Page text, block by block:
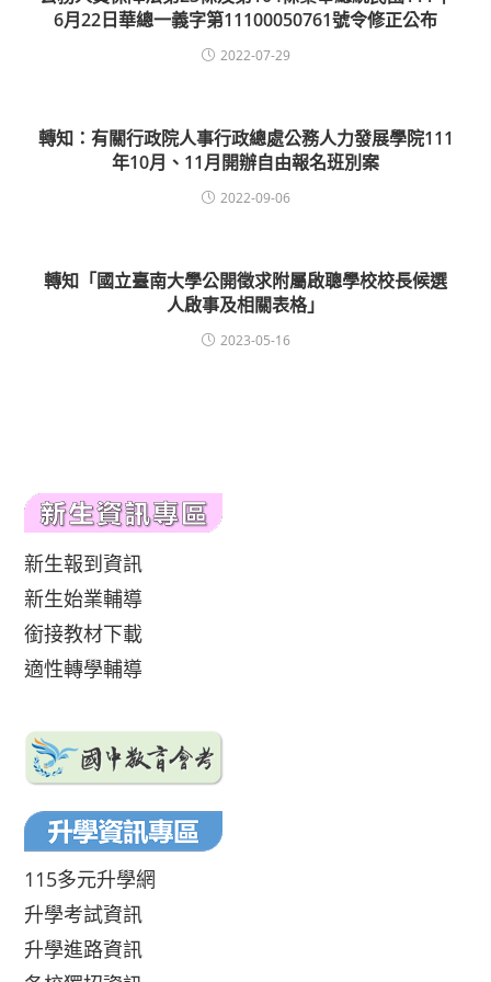
6月22日華總一義字第11100050761號令修正公布
2022-07-29
轉知：有關行政院人事行政總處公務人力發展學院111
年10月、11月開辦自由報名班別案
2022-09-06
轉知「國立臺南大學公開徵求附屬啟聰學校校長候選
人啟事及相關表格」
2023-05-16
新生報到資訊
新生始業輔導
銜接教材下載
適性轉學輔導
115多元升學網
升學考試資訊
升學進路資訊